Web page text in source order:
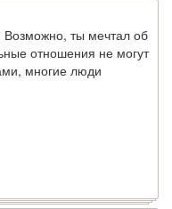
Возможно, ты мечтал об
отношения не могут
многие люди